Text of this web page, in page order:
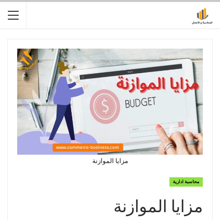
مزايا الموازنة
محاسبة ادارية
مزايا الموازنة